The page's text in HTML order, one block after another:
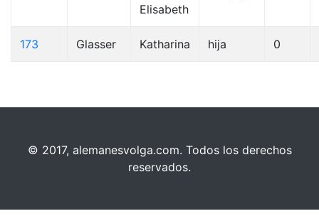
Elisabeth
173 Glasser Katharina hija 0
© 2017, alemanesvolga.com. Todos los derechos
reservados.